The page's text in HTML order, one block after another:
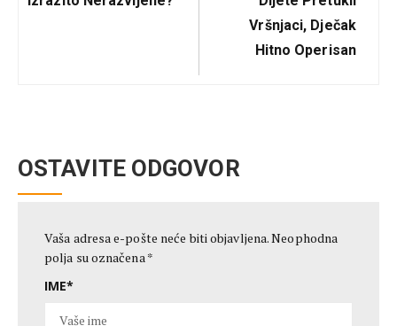
Vršnjaci, Dječak
Hitno Operisan
OSTAVITE ODGOVOR
Vaša adresa e-pošte neće biti objavljena.Neophodna
polja su označena*
IME*